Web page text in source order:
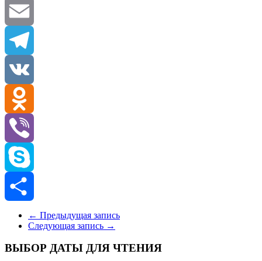
Twitter
Email
Telegram
VK
Odnoklassniki
Viber
Skype
Отправить
← Предыдущая запись
Следующая запись →
ВЫБОР ДАТЫ ДЛЯ ЧТЕНИЯ